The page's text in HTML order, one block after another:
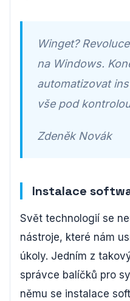
Winget?
na Windows.
automatizovat
vše pod
Zdeněk Novák
Instalace
Svět technologií se
nástroje, které nám
úkoly. Jedním z
správce balíčků pro
němu se instalace